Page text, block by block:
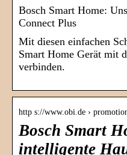
Bosch Smart Home:
Connect Plus
Mit diesen einfachen
Smart Home Gerät mit
verbinden.
http s://www.obi.de ›
Bosch Smart
intelligente